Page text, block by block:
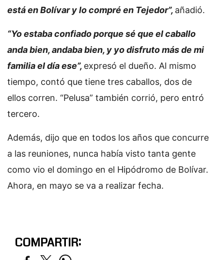
está en Bolívar y lo compré en Tejedor”, añadió.
“Yo estaba confiado porque sé que el caballo
anda bien, andaba bien, y yo disfruto más de mi
familia el día ese”, expresó el dueño. Al mismo
tiempo, contó que tiene tres caballos, dos de
ellos corren. “Pelusa” también corrió, pero entró
tercero.
Además, dijo que en todos los años que concurre
a las reuniones, nunca había visto tanta gente
como vio el domingo en el Hipódromo de Bolívar.
Ahora, en mayo se va a realizar fecha.
COMPARTIR: